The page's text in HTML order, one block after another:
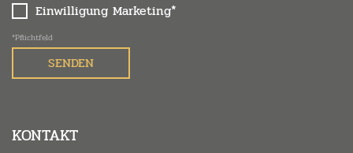
Einwilligung Marketing*
*Pflichtfeld
KONTAKT